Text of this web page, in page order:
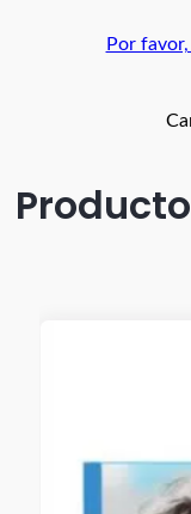
Por